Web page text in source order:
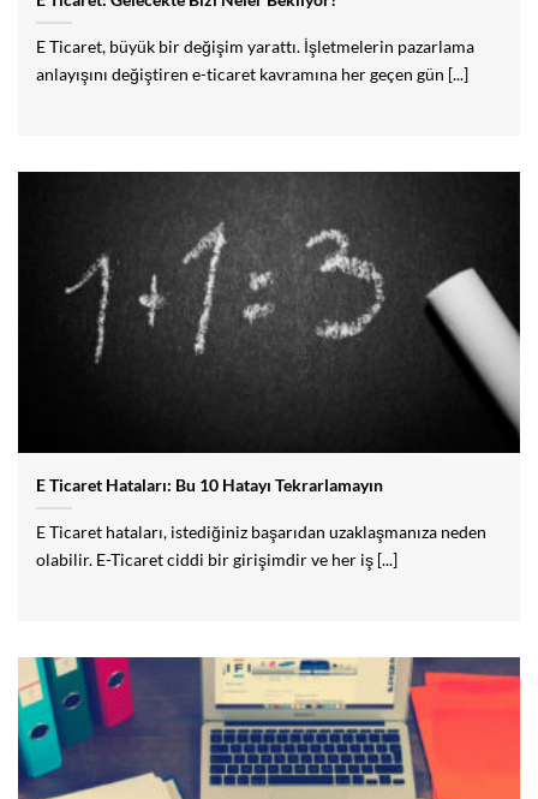
E Ticaret, büyük bir değişim yarattı. İşletmelerin pazarlama
anlayışını değiştiren e-ticaret kavramına her geçen gün [...]
E Ticaret Hataları: Bu 10 Hatayı Tekrarlamayın
E Ticaret hataları, istediğiniz başarıdan uzaklaşmanıza neden
olabilir. E-Ticaret ciddi bir girişimdir ve her iş [...]